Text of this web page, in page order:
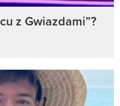
z Gwiazdami”?